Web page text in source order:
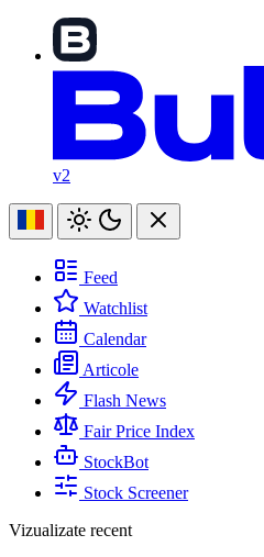
v2
Feed
Watchlist
Calendar
Articole
Flash News
Fair Price Index
StockBot
Stock Screener
Vizualizate recent